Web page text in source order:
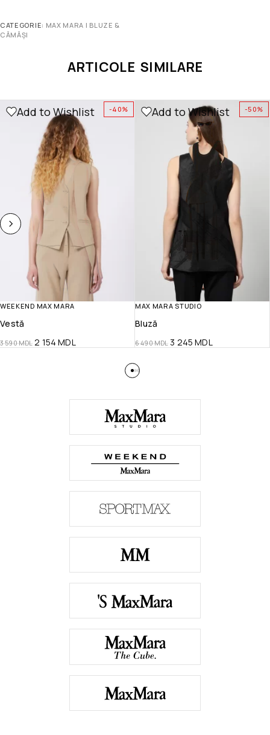
CATEGORIE: MAX MARA | BLUZE &
CĂMĂȘI
ARTICOLE SIMILARE
-40%
Add to Wishlist
WEEKEND MAX MARA
Vestă
3 590MDL 2 154MDL
-50%
Add to Wishlist
MAX MARA STUDIO
Bluză
6 490MDL 3 245MDL